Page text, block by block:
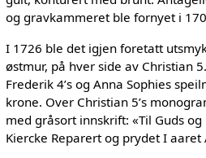
og gravkammeret ble fornyet i
I 1726 ble det igjen foretatt
østmur, på hver side av Christian
Frederik 4’s og Anna Sophies
krone. Over Christian 5’s
med gråsort innskrift: «Til Guds
Kiercke Reparert og prydet I aaret